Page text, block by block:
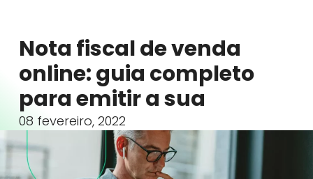
Nota fiscal de venda
online: guia completo
para emitir a sua
08 fevereiro, 2022